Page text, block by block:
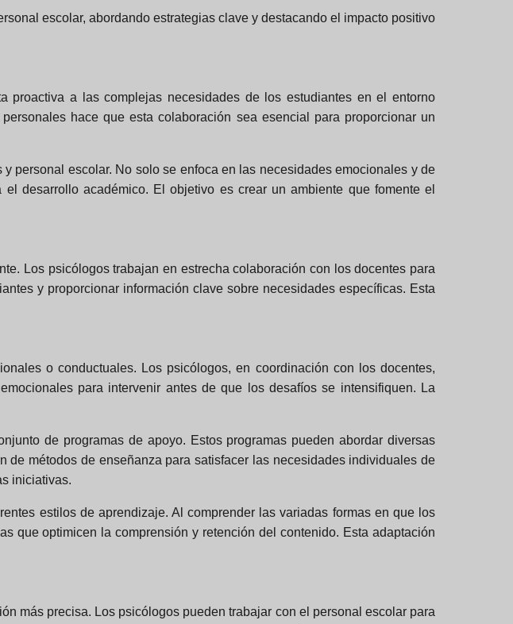
escolar, abordando estrategias clave y destacando el impacto positivo
proactiva a las complejas necesidades de los estudiantes en el entorno
hace que esta colaboración sea esencial para proporcionar un
personal escolar. No solo se enfoca en las necesidades emocionales y de
desarrollo académico. El objetivo es crear un ambiente que fomente el
Los psicólogos trabajan en estrecha colaboración con los docentes para
y proporcionar información clave sobre necesidades específicas. Esta
o conductuales. Los psicólogos, en coordinación con los docentes,
para intervenir antes de que los desafíos se intensifiquen. La
de programas de apoyo. Estos programas pueden abordar diversas
métodos de enseñanza para satisfacer las necesidades individuales de
iniciativas.
estilos de aprendizaje. Al comprender las variadas formas en que los
que optimicen la comprensión y retención del contenido. Esta adaptación
más precisa. Los psicólogos pueden trabajar con el personal escolar para